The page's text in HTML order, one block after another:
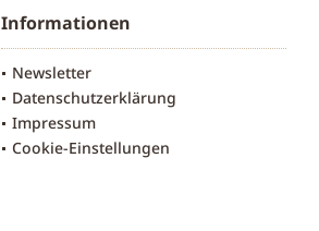
Informationen
Newsletter
Datenschutzerklärung
Impressum
Cookie-Einstellungen